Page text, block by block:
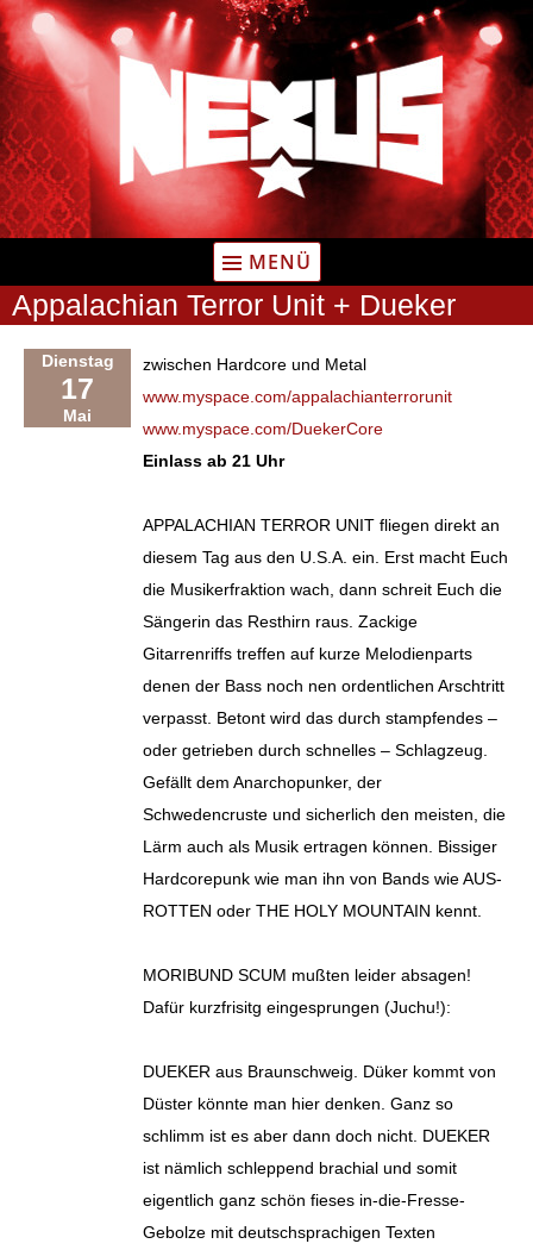
Zum
Inhalt
springen
MENÜ
Appalachian Terror Unit + Dueker
Dienstag
17
Mai
zwischen Hardcore und Metal
www.myspace.com/appalachianterrorunit
www.myspace.com/DuekerCore
Einlass ab 21 Uhr
APPALACHIAN TERROR UNIT fliegen direkt an
diesem Tag aus den U.S.A. ein. Erst macht Euch
die Musikerfraktion wach, dann schreit Euch die
Sängerin das Resthirn raus. Zackige
Gitarrenriffs treffen auf kurze Melodienparts
denen der Bass noch nen ordentlichen Arschtritt
verpasst. Betont wird das durch stampfendes –
oder getrieben durch schnelles – Schlagzeug.
Gefällt dem Anarchopunker, der
Schwedencruste und sicherlich den meisten, die
Lärm auch als Musik ertragen können. Bissiger
Hardcorepunk wie man ihn von Bands wie AUS-
ROTTEN oder THE HOLY MOUNTAIN kennt.
MORIBUND SCUM mußten leider absagen!
Dafür kurzfrisitg eingesprungen (Juchu!):
DUEKER aus Braunschweig. Düker kommt von
Düster könnte man hier denken. Ganz so
schlimm ist es aber dann doch nicht. DUEKER
ist nämlich schleppend brachial und somit
eigentlich ganz schön fieses in-die-Fresse-
Gebolze mit deutschsprachigen Texten